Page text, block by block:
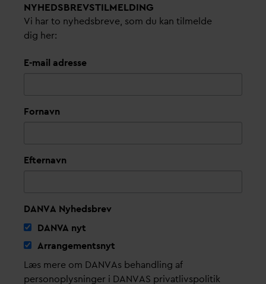
NYHEDSBREVS­TILMELDING
Vi har to nyhedsbreve, som du kan tilmelde
dig her:
E-mail adresse
Fornavn
Efternavn
DANVA Nyhedsbrev
DANVA nyt
Arrangementsnyt
Læs mere om DANVAs behandling af
personoplysninger i DANVAS privatlivspolitik